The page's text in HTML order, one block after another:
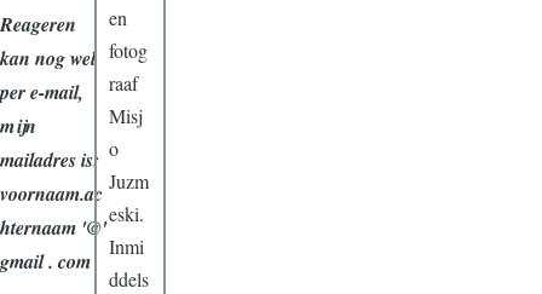
Reageren
kan nog wel
per e-mail,
mijn
mailadres is:
voornaam.ac
hternaam '@'
gmail . com
en
fotog
raaf
Misj
o
Juzm
eski.
Inmi
ddels